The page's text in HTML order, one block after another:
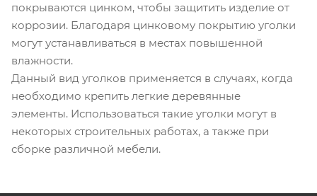
покрываются цинком, чтобы защитить изделие от
коррозии. Благодаря цинковому покрытию уголки
могут устанавливаться в местах повышенной
влажности.
Данный вид уголков применяется в случаях, когда
необходимо крепить легкие деревянные
элементы. Использоваться такие уголки могут в
некоторых строительных работах, а также при
сборке различной мебели.